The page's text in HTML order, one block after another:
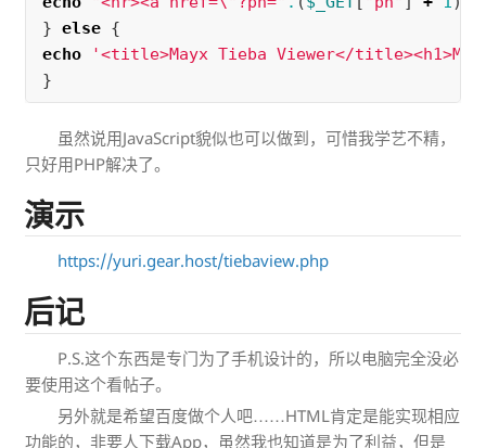
} else {
echo
'<title>Mayx Tieba Viewer</
}
虽然说用JavaScript貌似也可以做到，可惜我学艺不精，
只好用PHP解决了。
演示
https://yuri.gear.host/tiebaview.php
后记
P.S.这个东西是专门为了手机设计的，所以电脑完全没必
要使用这个看帖子。
另外就是希望百度做个人吧……HTML肯定是能实现相应
功能的，非要人下载App，虽然我也知道是为了利益，但是